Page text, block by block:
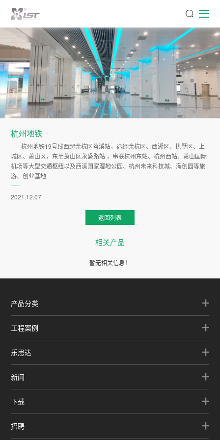
杭州地铁
杭州地铁19号线西起余杭区苕溪站，途经余杭区、西湖区、拱墅区、上
城区、萧山区，东至萧山区永盛路站 ，串联杭州东站、杭州西站、萧山国际
机场等大型交通枢纽以及西溪国家湿地公园、杭州未来科技城、海创园等旅
游、创业基地
2021.12.07
返回列表
相关产品
暂无相关信息！
产品分类
工程案例
乐思达
新闻
下载
招聘